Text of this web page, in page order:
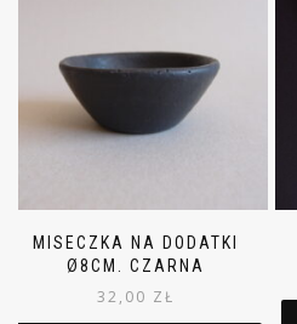
MISECZKA NA DODATKI
Ø8CM. CZARNA
32,00 ZŁ